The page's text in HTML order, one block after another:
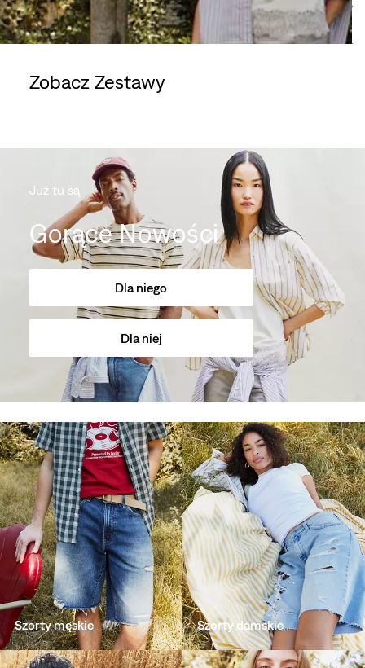
Zobacz Zestawy
Już tu są
Gorące Nowości
Dla niego
Dla niej
Szorty męskie Szorty damskie